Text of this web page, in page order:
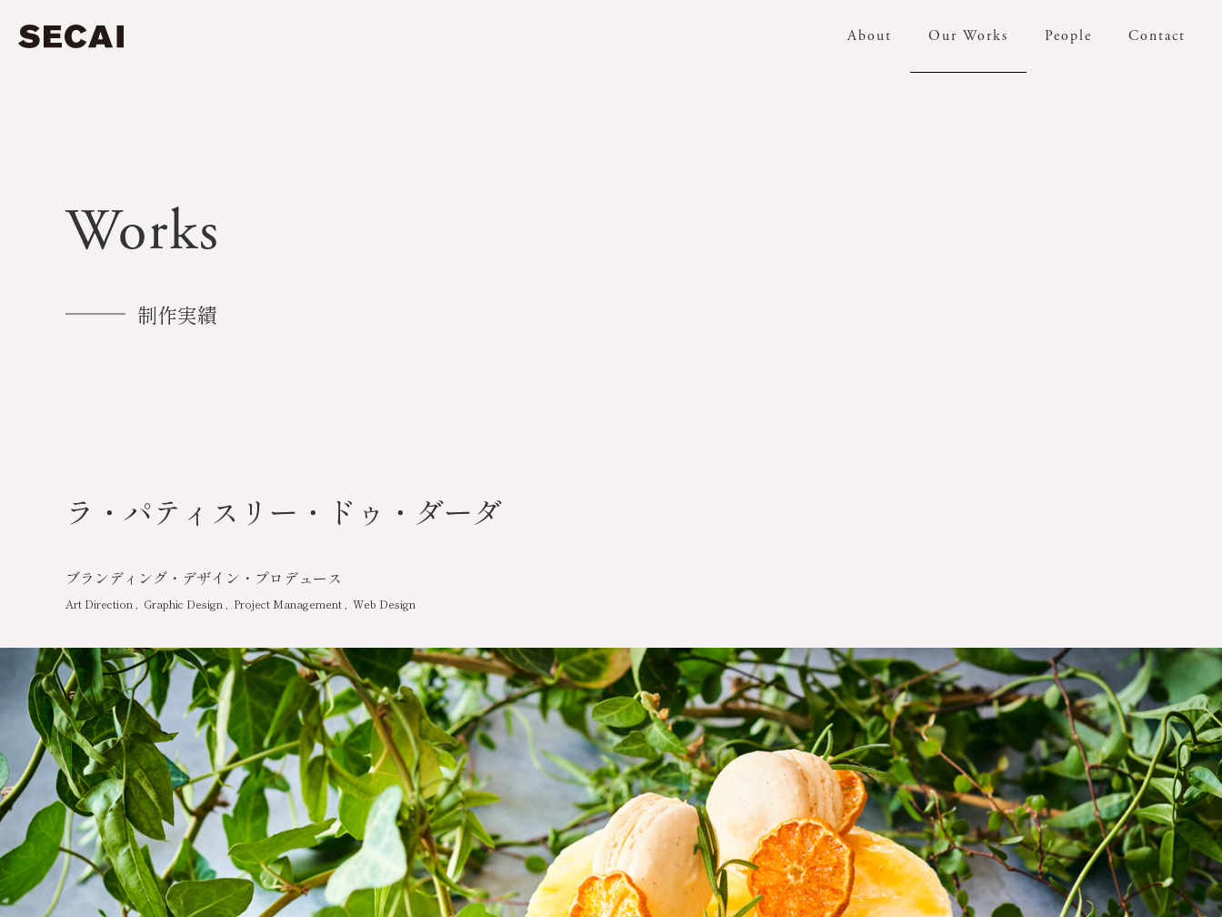
About Our Works People Contact
Works
制作実績
ラ・パティスリー・ドゥ・ダーダ
ブランディング・デザイン・プロデュース
Art Direction Graphic Design Project Management Web Design